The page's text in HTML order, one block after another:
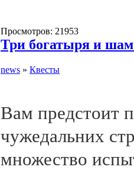
Просмотров: 21953
Три богатыря и
news » Квесты
Вам предстоит
чужедальних
множество